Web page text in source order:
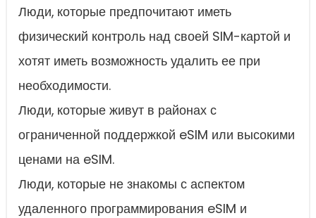
Люди, которые предпочитают иметь
физический контроль над своей SIM-картой и
хотят иметь возможность удалить ее при
необходимости.
Люди, которые живут в районах с
ограниченной поддержкой eSIM или высокими
ценами на eSIM.
Люди, которые не знакомы с аспектом
удаленного программирования eSIM и